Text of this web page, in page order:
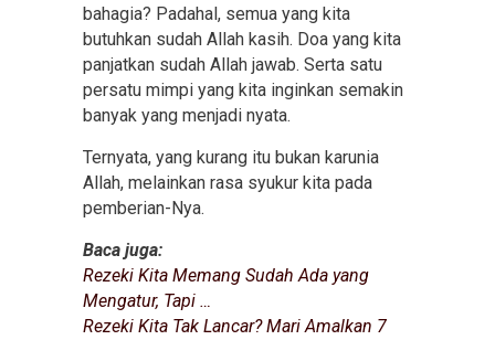
bahagia? Padahal, semua yang kita
butuhkan sudah Allah kasih. Doa yang kita
panjatkan sudah Allah jawab. Serta satu
persatu mimpi yang kita inginkan semakin
banyak yang menjadi nyata.
Ternyata, yang kurang itu bukan karunia
Allah, melainkan rasa syukur kita pada
pemberian-Nya.
Baca juga:
Rezeki Kita Memang Sudah Ada yang
Mengatur, Tapi …
Rezeki Kita Tak Lancar? Mari Amalkan 7